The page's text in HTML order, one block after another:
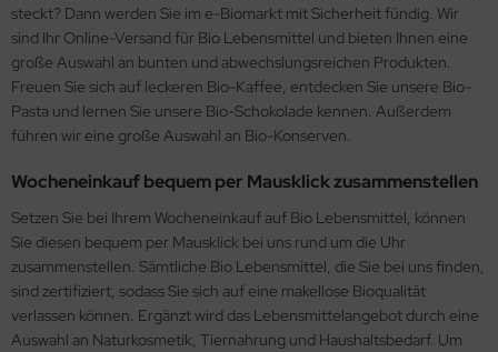
steckt? Dann werden Sie im e-Biomarkt mit Sicherheit fündig. Wir
sind Ihr Online-Versand für Bio Lebensmittel und bieten Ihnen eine
große Auswahl an bunten und abwechslungsreichen Produkten.
Freuen Sie sich auf leckeren Bio-Kaffee, entdecken Sie unsere Bio-
Pasta und lernen Sie unsere Bio-Schokolade kennen. Außerdem
führen wir eine große Auswahl an Bio-Konserven.
Wocheneinkauf bequem per Mausklick zusammenstellen
Setzen Sie bei Ihrem Wocheneinkauf auf Bio Lebensmittel, können
Sie diesen bequem per Mausklick bei uns rund um die Uhr
zusammenstellen. Sämtliche Bio Lebensmittel, die Sie bei uns finden,
sind zertifiziert, sodass Sie sich auf eine makellose Bioqualität
verlassen können. Ergänzt wird das Lebensmittelangebot durch eine
Auswahl an Naturkosmetik, Tiernahrung und Haushaltsbedarf. Um